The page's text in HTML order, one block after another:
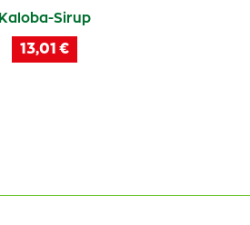
Kaloba-Sirup
13,01 €